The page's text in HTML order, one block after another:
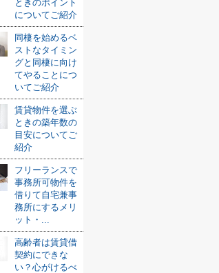
ときのポイント
についてご紹介
同棲を始めるベ
ストなタイミン
グと同棲に向け
てやることにつ
いてご紹介
賃貸物件を選ぶ
ときの築年数の
目安についてご
紹介
フリーランスで
事務所可物件を
借りて自宅兼事
務所にするメリ
ット・...
高齢者は賃貸借
契約にできな
い？心がけるべ